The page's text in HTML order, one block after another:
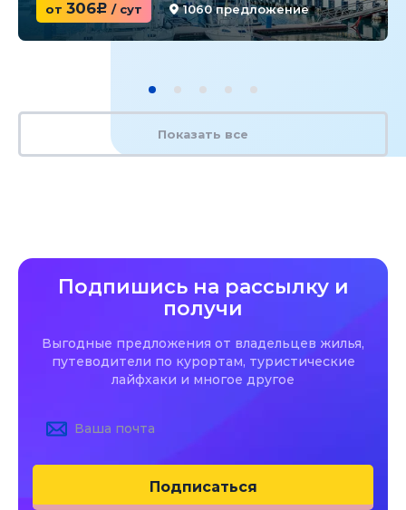
от 306c / сут 1060 предложение
Показать все
Подпишись на рассылку и
получи
Выгодные предложения от владельцев жилья,
путеводители по курортам, туристические
лайфхаки и многое другое
Подписаться